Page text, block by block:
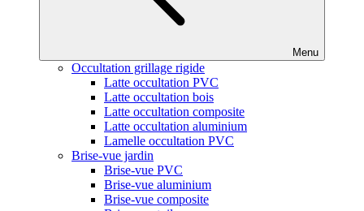
Menu
Occultation grillage rigide
Latte occultation PVC
Latte occultation bois
Latte occultation composite
Latte occultation aluminium
Lamelle occultation PVC
Brise-vue jardin
Brise-vue PVC
Brise-vue aluminium
Brise-vue composite